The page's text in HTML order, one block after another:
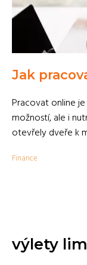
Jak
Pracovat online
možností, ale i
otevřely dveře k
Finance
výlety